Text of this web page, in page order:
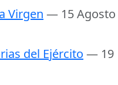
Virgen — 15 Agosto
del Ejército — 19